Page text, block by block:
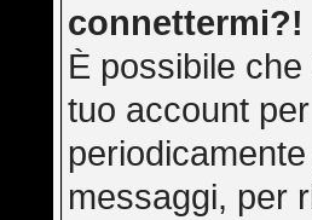
connettermi?!
È possibile
tuo account
messaggi, per